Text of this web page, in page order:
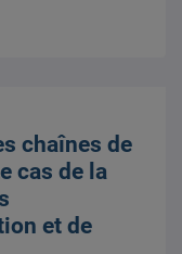
chaînes de
cas de la
et de